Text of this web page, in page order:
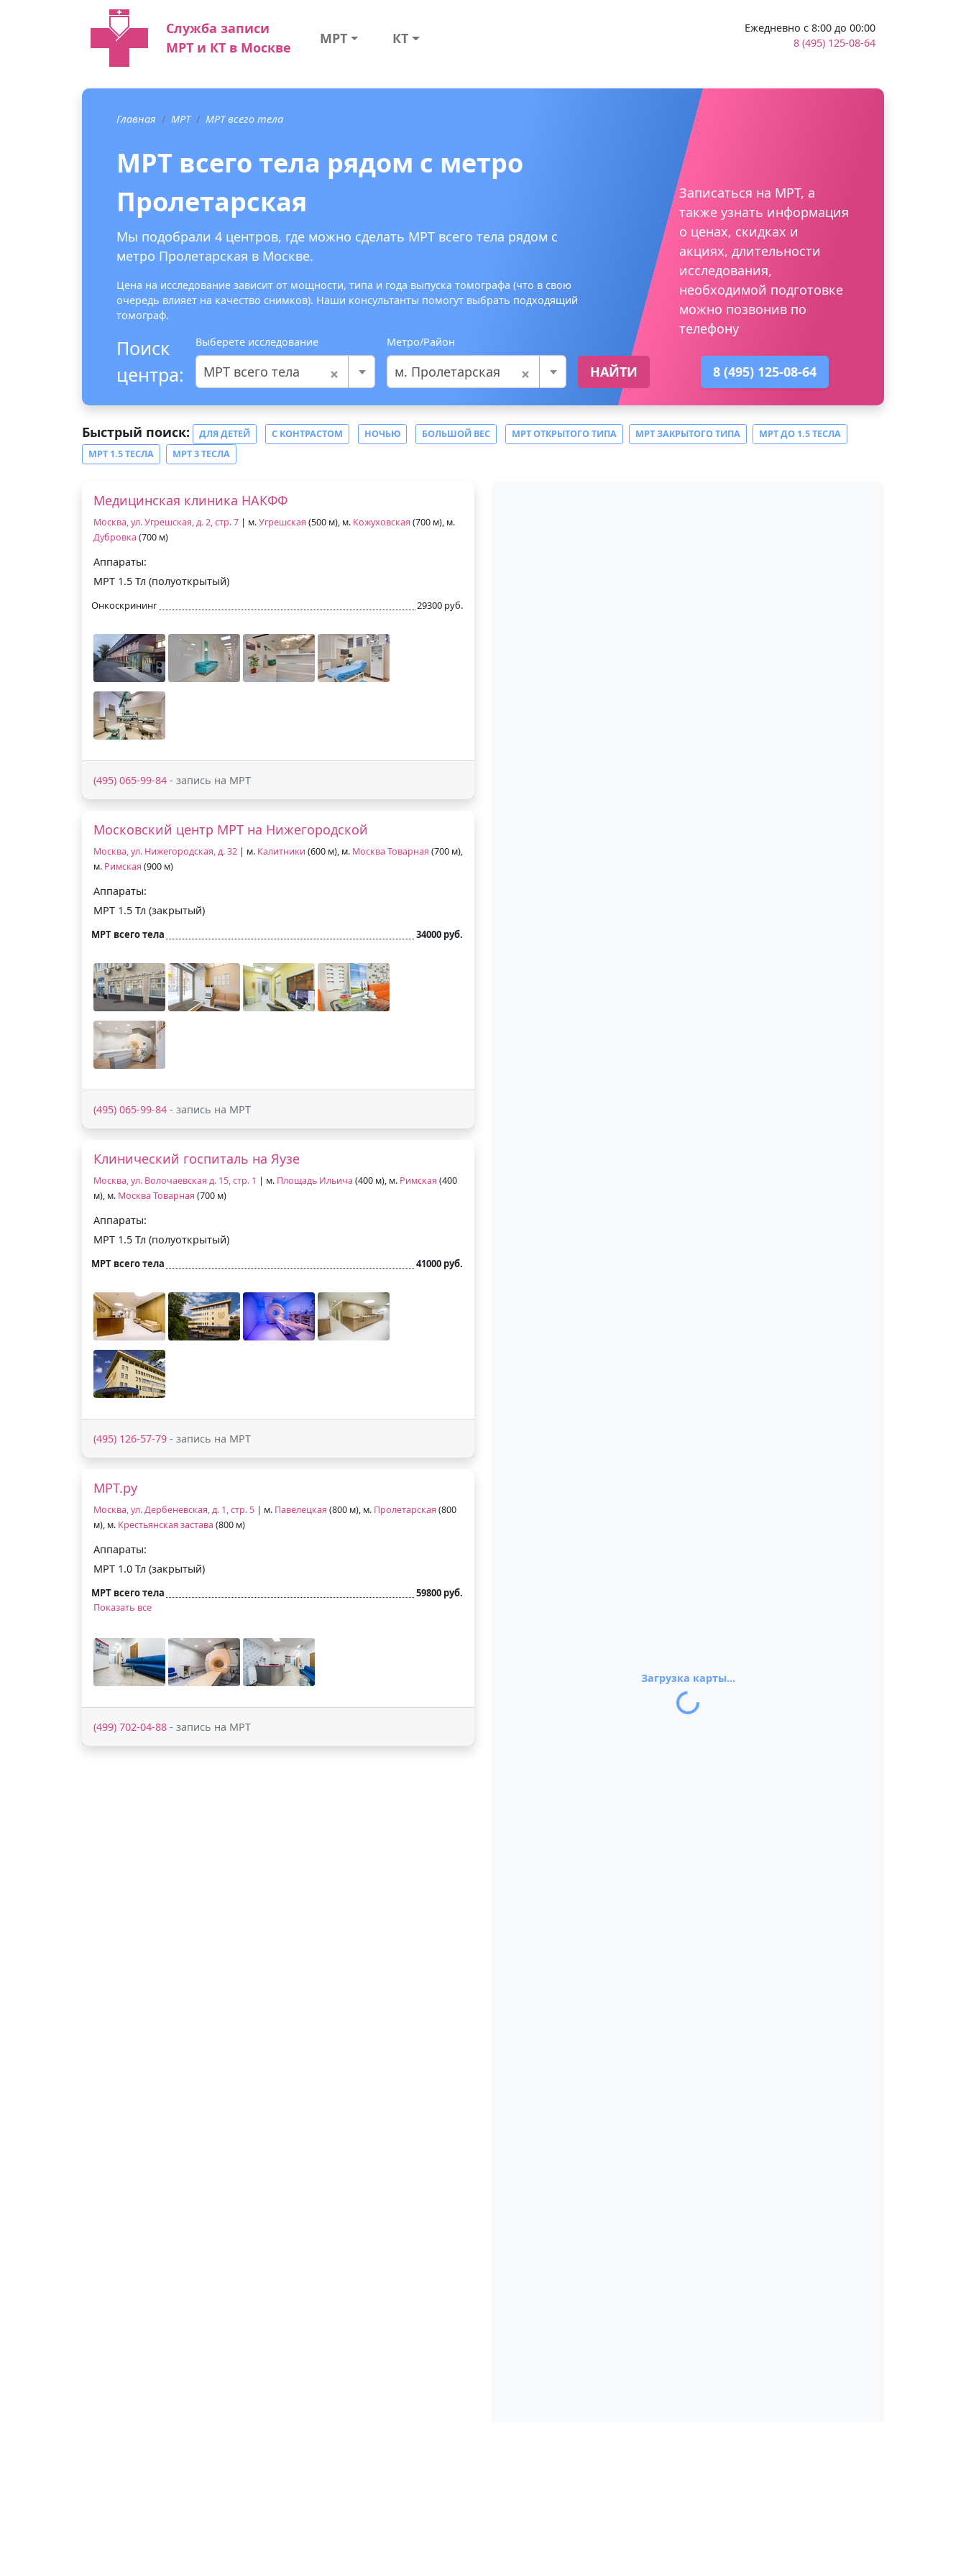
Служба записи
МРТ и КТ в Москве
МРТ КТ
Ежедневно с 8:00 до 00:00
8 (495) 125-08-64
Главная МРТ МРТ всего тела
МРТ всего тела рядом с метро
Пролетарская
Мы подобрали 4 центров, где можно сделать МРТ всего тела рядом с
метро Пролетарская в Москве.
Цена на исследование зависит от мощности, типа и года выпуска томографа (что в свою
очередь влияет на качество снимков). Наши консультанты помогут выбрать подходящий
томограф.
Поиск
центра:
Выберете исследование
×
МРТ всего тела
Метро/Район
×
м. Пролетарская НАЙТИ
Записаться на МРТ, а
также узнать информация
о ценах, скидках и
акциях, длительности
исследования,
необходимой подготовке
можно позвонив по
телефону
8 (495) 125-08-64
Быстрый поиск: ДЛЯ ДЕТЕЙ С КОНТРАСТОМ НОЧЬЮ БОЛЬШОЙ ВЕС МРТ ОТКРЫТОГО ТИПА МРТ ЗАКРЫТОГО ТИПА
МРТ ДО 1.5 ТЕСЛА
МРТ 1.5 ТЕСЛА
МРТ 3 ТЕСЛА
Медицинская клиника НАКФФ
Москва, ул. Угрешская, д. 2, стр. 7 | м.Угрешская (500 м), м. Кожуховская (700 м), м.
Дубровка (700 м)
Аппараты:
МРТ 1.5 Тл (полуоткрытый)
Онкоскрининг 29300 руб.
(495) 065-99-84 - запись на МРТ
Московский центр МРТ на Нижегородской
Москва, ул. Нижегородская, д. 32 | м. Калитники (600 м), м. Москва Товарная (700 м),
м. Римская (900 м)
Аппараты:
МРТ 1.5 Тл (закрытый)
МРТ всего тела 34000 руб.
(495) 065-99-84 - запись на МРТ
Клинический госпиталь на Яузе
Москва, ул. Волочаевская д. 15, стр. 1 | м. Площадь Ильича (400 м), м. Римская (400
м), м. Москва Товарная (700 м)
Аппараты:
МРТ 1.5 Тл (полуоткрытый)
МРТ всего тела 41000 руб.
(495) 126-57-79 - запись на МРТ
МРТ.ру
Москва, ул. Дербеневская, д. 1, стр. 5 | м. Павелецкая (800 м), м. Пролетарская (800
м), м. Крестьянская застава (800 м)
Аппараты:
МРТ 1.0 Тл (закрытый)
МРТ всего тела
59800 руб.
Показать все
(499) 702-04-88 - запись на МРТ
Загрузка карты...